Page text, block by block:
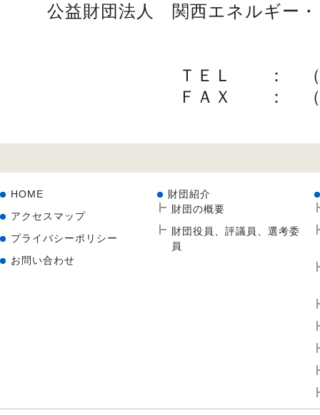
公益財団法人 関西エネルギー
ＴＥＬ ： （
ＦＡＸ ： （
HOME
アクセスマップ
プライバシーポリシー
お問い合わせ
財団紹介
財団の概要
財団役員、評議員、選考委
員